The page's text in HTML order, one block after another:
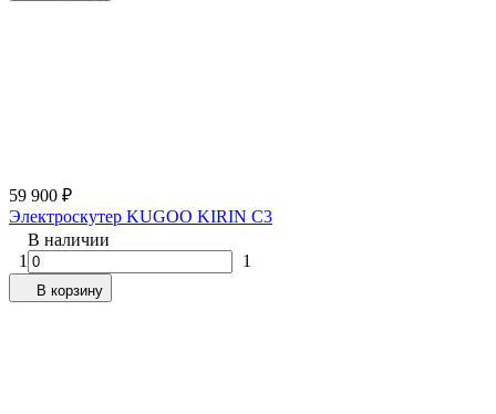
59 900 ₽
Электроскутер KUGOO KIRIN C3
В наличии
1
1
В корзину